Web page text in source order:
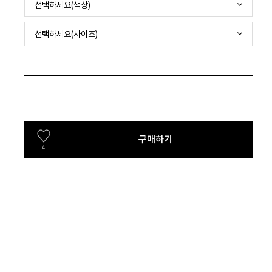
선택하세요(색상)
선택하세요(사이즈)
4
구매하기